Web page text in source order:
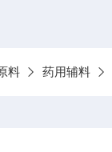
料 药用辅料